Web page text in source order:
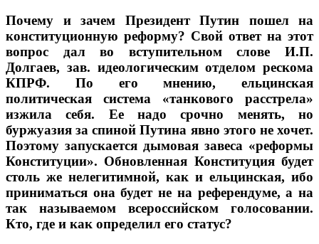
Почему и зачем Президент Путин пошел на
конституционную реформу? Свой ответ на этот
вопрос дал во вступительном слове И.П.
Долгаев, зав. идеологическим отделом рескома
КПРФ. По его мнению, ельцинская
политическая система «танкового расстрела»
изжила себя. Ее надо срочно менять, но
буржуазия за спиной Путина явно этого не хочет.
Поэтому запускается дымовая завеса «реформы
Конституции». Обновленная Конституция будет
столь же нелегитимной, как и ельцинская, ибо
приниматься она будет не на референдуме, а на
так называемом всероссийском голосовании.
Кто, где и как определил его статус?